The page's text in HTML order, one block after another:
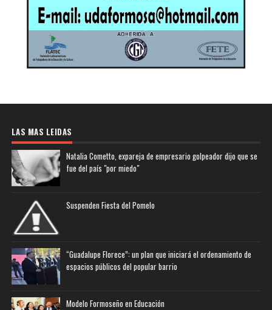
LAS MAS LEIDAS
Natalia Cometto, expareja de empresario golpeador dijo que se
fue del país "por miedo"
Suspenden Fiesta del Pomelo
“Guadalupe Florece”: un plan que iniciará el ordenamiento de
espacios públicos del popular barrio
Modelo Formoseño en Educación